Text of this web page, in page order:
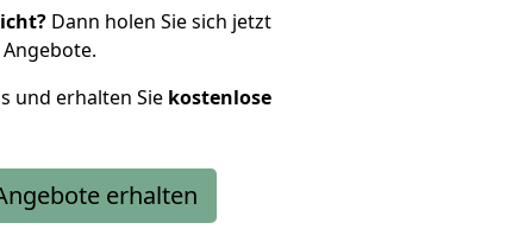
Dann holen Sie sich jetzt
und erhalten Sie kostenlose
erhalten